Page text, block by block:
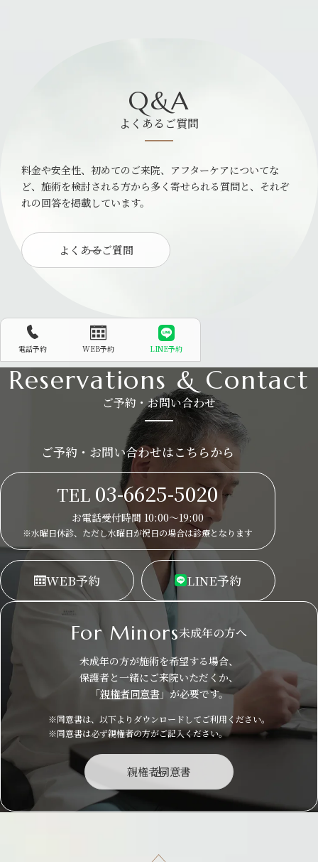
Q&A
よくあるご質問
料金や安全性、初めてのご来院、アフターケアについてな
ど、施術を検討される方から多く寄せられる質問と、それぞ
れの回答を掲載しています。
よくあるご質問
電話予約 WEB予約 LINE予約
Reservations & Contact
ご予約・お問い合わせ
ご予約・お問い合わせはこちらから
TEL 03-6625-5020
お電話受付時間 10:00～19:00
※水曜日休診、ただし水曜日が祝日の場合は診療となります
WEB予約 LINE予約
For Minors未成年の方へ
未成年の方が施術を希望する場合、
保護者と一緒にご来院いただくか、
「親権者同意書」が必要です。
※同意書は、以下よりダウンロードしてご利用ください。
※同意書は必ず親権者の方がご記入ください。
親権者同意書